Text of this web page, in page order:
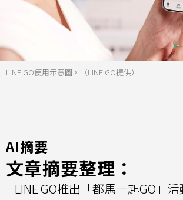
LINE GO使用示意圖。（LINE GO提供）
AI摘要
文章摘要整理：
LINE GO推出「都馬一起GO」